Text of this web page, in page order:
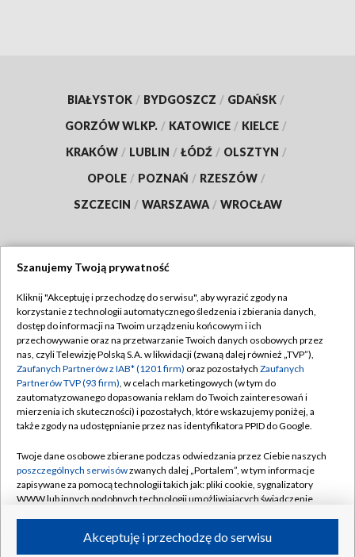
BIAŁYSTOK / BYDGOSZCZ / GDAŃSK /
GORZÓW WLKP. / KATOWICE / KIELCE /
KRAKÓW / LUBLIN / ŁÓDŹ / OLSZTYN /
OPOLE / POZNAŃ / RZESZÓW /
SZCZECIN / WARSZAWA / WROCŁAW
TVP
Abonament TVP
Emisja w TVP
Centrum informacji TVP
Naziemna Telewizja Cyfrowa
Rada Programowa
System NOS
Informacje o nadawcy
Program dla prasy
Regulamin TVP
Polityka prywatności
Moje zgody
Pomoc
Kontakt
Kanały
Szanujemy Twoją prywatność
Kliknij "Akceptuję i przechodzę do serwisu", aby wyrazić zgody na
korzystanie z technologii automatycznego śledzenia i zbierania danych,
dostęp do informacji na Twoim urządzeniu końcowym i ich
przechowywanie oraz na przetwarzanie Twoich danych osobowych przez
nas, czyli Telewizję Polską S.A. w likwidacji (zwaną dalej również „TVP”),
Zaufanych Partnerów z IAB* (1201 firm) oraz pozostałych Zaufanych
Partnerów TVP (93 firm), w celach marketingowych (w tym do
zautomatyzowanego dopasowania reklam do Twoich zainteresowań i
mierzenia ich skuteczności) i pozostałych, które wskazujemy poniżej, a
także zgody na udostępnianie przez nas identyfikatora PPID do Google.
Twoje dane osobowe zbierane podczas odwiedzania przez Ciebie naszych
poszczególnych serwisówzwanych dalej „Portalem”, w tym informacje
zapisywane za pomocą technologii takich jak: pliki cookie, sygnalizatory
WWW lub innych podobnych technologii umożliwiających świadczenie
ruchu w Internecie.Akceptuję i przechodzę do serwisu